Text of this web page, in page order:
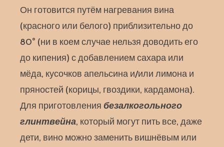
Он готовится путём нагревания вина
(красного или белого) приблизительно до
80° (ни в коем случае нельзя доводить его
до кипения) с добавлением сахара или
мёда, кусочков апельсина и/или лимона и
пряностей (корицы, гвоздики, кардамона).
Для приготовления безалкогольного
глинтвейна, который могут пить все, даже
дети, вино можно заменить вишнёвым или